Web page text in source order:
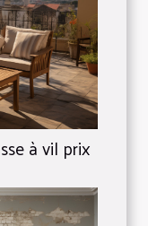
à vil prix